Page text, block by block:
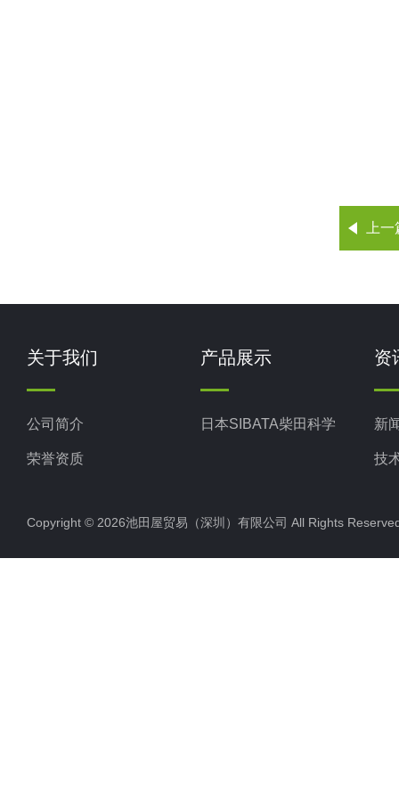
上
关于我们
公司简介
荣誉资质
产品展示
日本SIBATA柴田科学
资
新
技
Copyright © 2026池田屋贸易（深圳）有限公司 All Rights